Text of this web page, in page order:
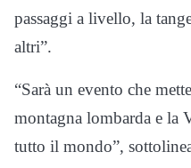
passaggi a livello, la
altri”.
“Sarà un evento che
montagna lombarda e la
tutto il mondo”,